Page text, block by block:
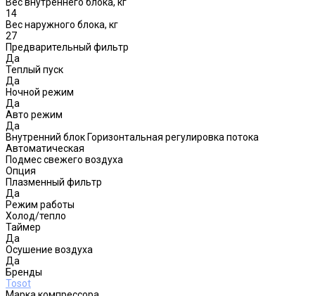
Вес внутреннего блока, кг
14
Вес наружного блока, кг
27
Предварительный фильтр
Да
Теплый пуск
Да
Ночной режим
Да
Авто режим
Да
Внутренний блок Горизонтальная регулировка потока
Автоматическая
Подмес свежего воздуха
Опция
Плазменный фильтр
Да
Режим работы
Холод/тепло
Таймер
Да
Осушение воздуха
Да
Бренды
Tosot